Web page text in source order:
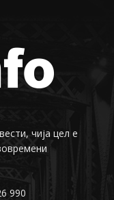
чија цел е
990